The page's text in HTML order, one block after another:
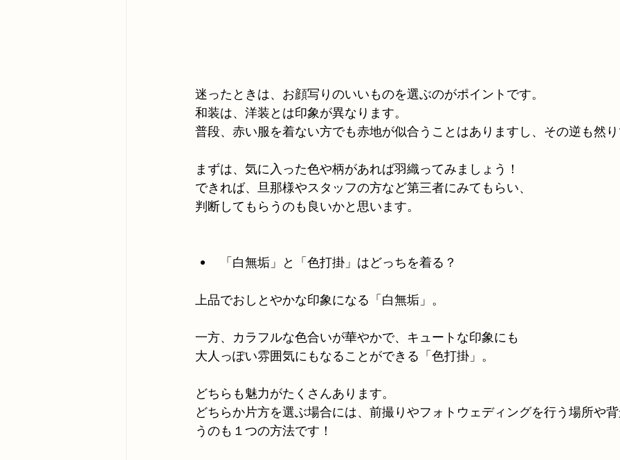
迷ったときは、お顔写りのいいものを選ぶのがポイントです。
和装は、洋装とは印象が異なります。
普段、赤い服を着ない方でも赤地が似合うことはありますし、その逆も然
まずは、気に入った色や柄があれば羽織ってみましょう！
できれば、旦那様やスタッフの方など第三者にみてもらい、
判断してもらうのも良いかと思います。
「白無垢」と「色打掛」はどっちを着る？
上品でおしとやかな印象になる「白無垢」。
一方、カラフルな色合いが華やかで、キュートな印象にも
大人っぽい雰囲気にもなることができる「色打掛」。
どちらも魅力がたくさんあります。
どちらか片方を選ぶ場合には、前撮りやフォトウェディングを行う場所や
うのも１つの方法です！